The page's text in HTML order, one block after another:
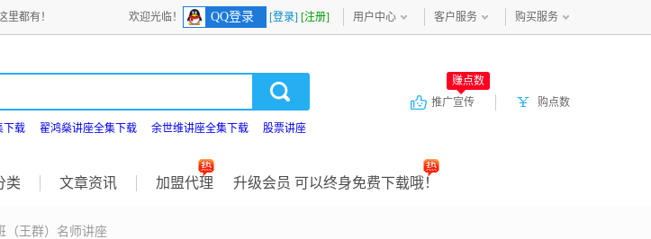
都有！ 欢迎光临！ QQ登录 [登录] [注册] 用户中心 客户服务 购买服务
下载 翟鸿燊讲座全集下载 余世维讲座全集下载 股票讲座
购点数
推广宣传
赚点数
类 文章资讯 加盟代理 升级会员 可以终身免费下载哦！
（王群）名师讲座